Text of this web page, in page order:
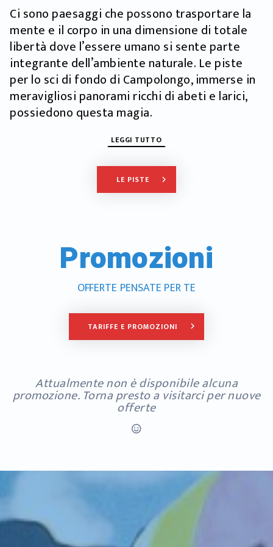
Ci sono paesaggi che possono trasportare la
mente e il corpo in una dimensione di totale
libertà dove l’essere umano si sente parte
integrante dell’ambiente naturale. Le piste
per lo sci di fondo di Campolongo, immerse in
meravigliosi panorami ricchi di abeti e larici,
possiedono questa magia.
LEGGI TUTTO
LE PISTE keyboard_arrow_right
Promozioni
OFFERTE PENSATE PER TE
TARIFFE E PROMOZIONI keyboard_arrow_right
Attualmente non è disponibile alcuna
promozione. Torna presto a visitarci per nuove
offerte